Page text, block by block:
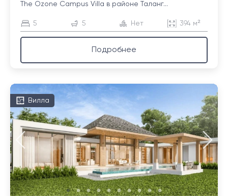
The Ozone Campus Villa в районе Таланг...
5 5 Нет 394 м²
Подробнее
Вилла